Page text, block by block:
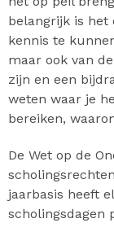
belangrijk is het
kennis te
maar ook van
zijn en een
weten waar je
bereiken,
De Wet op de
jaarbasis heeft
scholingsdagen